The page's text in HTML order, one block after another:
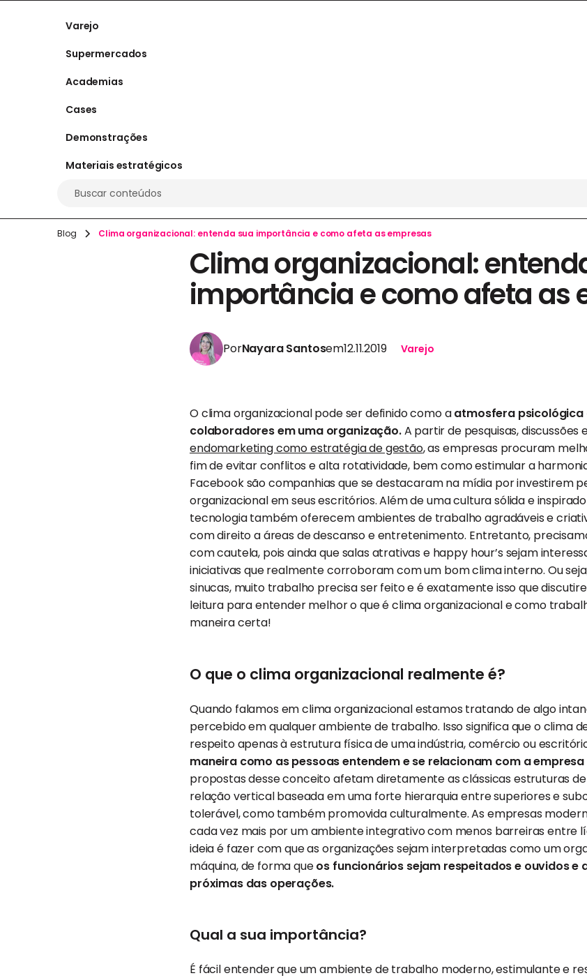
Varejo
Supermercados
Academias
Cases
Demonstrações
Materiais estratégicos
Buscar conteúdos
Blog Clima organizacional: entenda sua importância e como afeta as empresas
Clima organizacional:
importância e como afeta as
PorNayara Santosem12.11.2019 Varejo
O clima organizacional pode ser definido como aatmosfera psicológica
colaboradores em uma organização.A partir de pesquisas, discussões
endomarketing como estratégia de gestão, as empresas procuram
fim de evitar conflitos e alta rotatividade, bem como estimular a
Facebook são companhias que se destacaram na mídia por investirem
organizacional em seus escritórios. Além de uma cultura sólida e
tecnologia também oferecem ambientes de trabalho agradáveis e
com direito a áreas de descanso e entretenimento. Entretanto,
com cautela, pois ainda que salas atrativas e happy hour’s sejam
iniciativas que realmente corroboram com um bom clima interno. Ou
sinucas, muito trabalho precisa ser feito e é exatamente isso que
leitura para entender melhor o que é clima organizacional e como
maneira certa!
O que o clima organizacional realmente é?
Quando falamos em clima organizacional estamos tratando de algo
percebido em qualquer ambiente de trabalho. Isso significa que o clima
respeito apenas à estrutura física de uma indústria, comércio ou
maneira como as pessoas entendem e se relacionam com a
propostas desse conceito afetam diretamente as clássicas estruturas
relação vertical baseada em uma forte hierarquia entre superiores e
tolerável, como também promovida culturalmente. As empresas
cada vez mais por um ambiente integrativo com menos barreiras entre
ideia é fazer com que as organizações sejam interpretadas como um
máquina, de forma queos funcionários sejam respeitados e ouvidos e
próximas das operações.
Qual a sua importância?
É fácil entender que um ambiente de trabalho moderno, estimulante e